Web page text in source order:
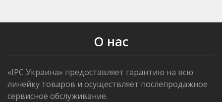
О нас
«IPC Украина» предоставляет гарантию на всю
линейку товаров и осуществляет послепродажное
сервисное обслуживание.